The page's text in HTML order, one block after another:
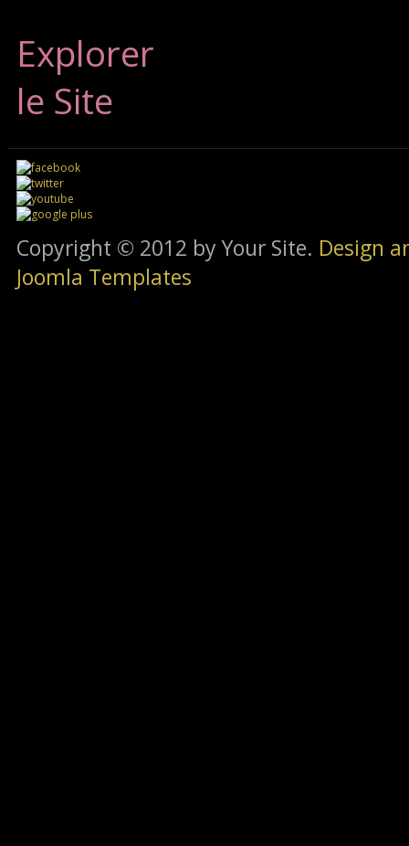
Explorer
le Site
Copyright © 2012 by Your Site. Design
Joomla Templates